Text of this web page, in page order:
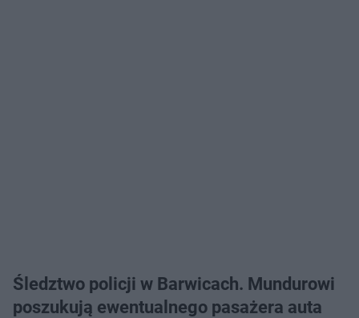
Śledztwo policji w Barwicach. Mundurowi
poszukują ewentualnego pasażera auta